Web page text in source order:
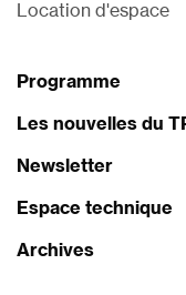
Location d'espace
Programme
Les nouvelles du
Newsletter
Espace technique
Archives